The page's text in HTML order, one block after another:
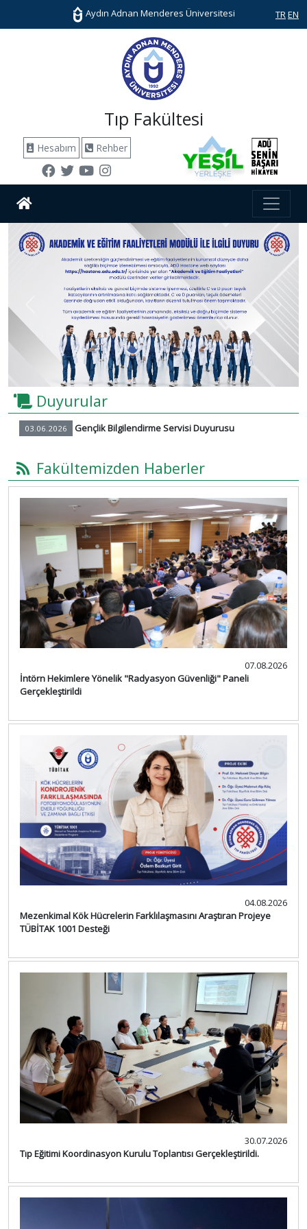
Aydın Adnan Menderes Üniversitesi TR EN
Tıp Fakültesi
Hesabım Rehber
Previous Next
Duyurular
03.06.2026 Gençlik Bilgilendirme Servisi Duyurusu
Fakültemizden Haberler
07.08.2026
İntörn Hekimlere Yönelik "Radyasyon Güvenliği" Paneli
Gerçekleştirildi
04.08.2026
Mezenkimal Kök Hücrelerin Farklılaşmasını Araştıran Projeye
TÜBİTAK 1001 Desteği
30.07.2026
Tıp Eğitimi Koordinasyon Kurulu Toplantısı Gerçekleştirildi.